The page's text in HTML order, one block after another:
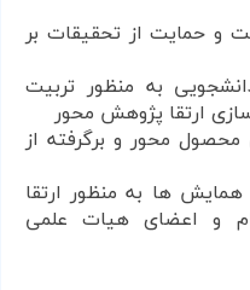
و حمایت از تحقیقات بر
به منظور تربیت
ارتقا پژوهش محور
محور و برگرفته از
همایش ها به منظور ارتقا
و اعضای هیات علمی